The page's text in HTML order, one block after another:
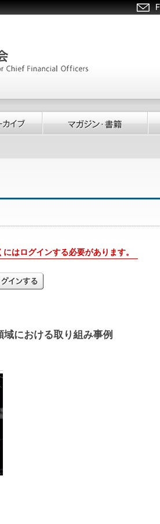
はログインする必要があります。
における取り組み事例